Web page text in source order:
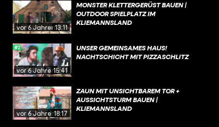
vor 6 Jahren13:11
MONSTER KLETTERGERÜST BAUEN |
OUTDOOR SPIELPLATZ IM
KLIEMANNSLAND
vor 6 Jahren15:41
UNSER GEMEINSAMES HAUS!
NACHTSCHICHT MIT PIZZASCHLITZ
vor 6 Jahren18:17
ZAUN MIT UNSICHTBAREM TOR +
AUSSICHTSTURM BAUEN |
KLIEMANNSLAND